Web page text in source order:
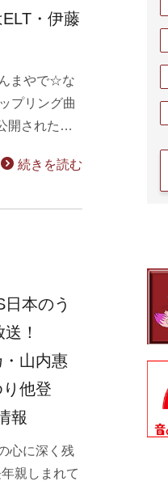
・伊藤
まやで☆な
プリング曲
開された…
続きを読む
本のう
送！
山内惠
他登
報
心に深く残
親しまれて